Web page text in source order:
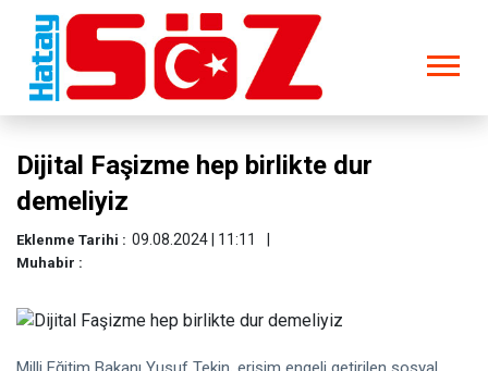
Dijital Faşizme hep birlikte dur
demeliyiz
Eklenme Tarihi : 09.08.2024 | 11:11
Muhabir :